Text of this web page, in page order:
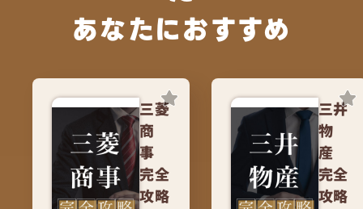
あなたにおすすめ
三菱
商
事
完全
攻略
三井
物
産
完全
攻略